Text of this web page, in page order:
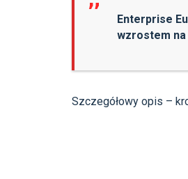
Enterprise
wzrostem
Szczegółowy opis –